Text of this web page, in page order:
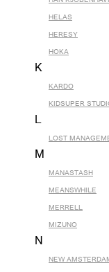
HELAS
HERESY
HOKA
K
KARDO
KIDSUPER
L
LOST
M
MANASTASH
MEANSWHILE
MERRELL
MIZUNO
N
NEW